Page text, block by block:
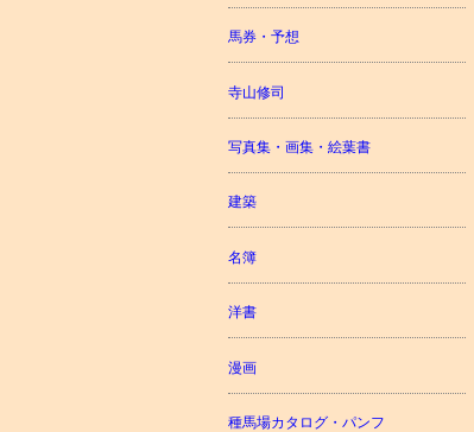
馬券・予想
寺山修司
写真集・画集・絵葉書
建築
名簿
洋書
漫画
種馬場カタログ・パンフ